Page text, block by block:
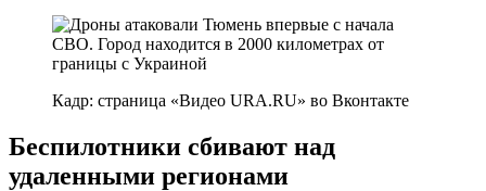
Кадр: страница «Видео URA.RU» во Вконтакте
Беспилотники сбивают над
удаленными регионами